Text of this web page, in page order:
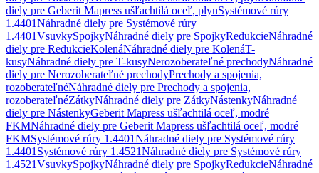
diely pre Geberit Mapress ušľachtilá oceľ, plynSystémové rúry
1.4401Náhradné diely pre Systémové rúry
1.4401VsuvkySpojkyNáhradné diely pre SpojkyRedukcieNáhradné
diely pre RedukcieKolenáNáhradné diely pre KolenáT-
kusyNáhradné diely pre T-kusyNerozoberateľné prechodyNáhradné
diely pre Nerozoberateľné prechodyPrechody a spojenia,
rozoberateľnéNáhradné diely pre Prechody a spojenia,
rozoberateľnéZátkyNáhradné diely pre ZátkyNástenkyNáhradné
diely pre NástenkyGeberit Mapress ušľachtilá oceľ, modré
FKMNáhradné diely pre Geberit Mapress ušľachtilá oceľ, modré
FKMSystémové rúry 1.4401Náhradné diely pre Systémové rúry
1.4401 Systémové rúry 1.4521Náhradné diely pre Systémové rúry
1.4521VsuvkySpojkyNáhradné diely pre SpojkyRedukcieNáhradné